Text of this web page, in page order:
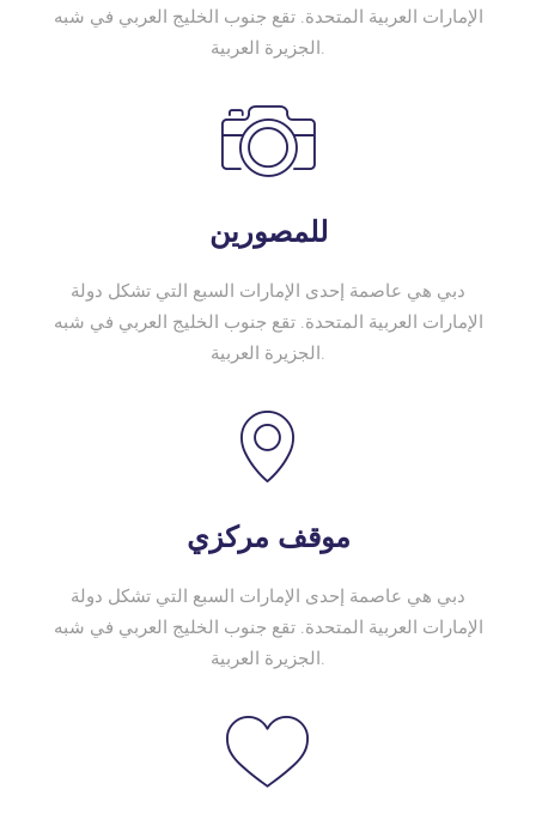
الإمارات العربية المتحدة. تقع جنوب الخليج العربي في شبه
الجزيرة العربية.
للمصورين
دبي هي عاصمة إحدى الإمارات السبع التي تشكل دولة
الإمارات العربية المتحدة. تقع جنوب الخليج العربي في شبه
الجزيرة العربية.
موقف مركزي
دبي هي عاصمة إحدى الإمارات السبع التي تشكل دولة
الإمارات العربية المتحدة. تقع جنوب الخليج العربي في شبه
الجزيرة العربية.